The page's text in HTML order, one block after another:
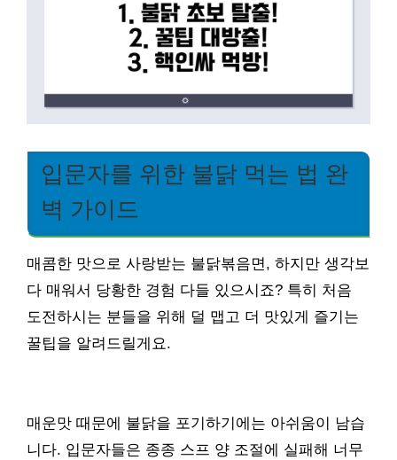
입문자를 위한 불닭 먹는 법 완
벽 가이드
매콤한 맛으로 사랑받는 불닭볶음면, 하지만 생각보
다 매워서 당황한 경험 다들 있으시죠? 특히 처음
도전하시는 분들을 위해 덜 맵고 더 맛있게 즐기는
꿀팁을 알려드릴게요.
매운맛 때문에 불닭을 포기하기에는 아쉬움이 남습
니다. 입문자들은 종종 스프 양 조절에 실패해 너무